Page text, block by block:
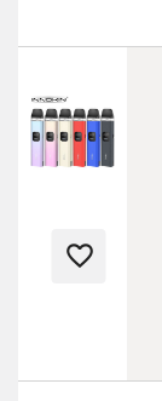
favorite_border